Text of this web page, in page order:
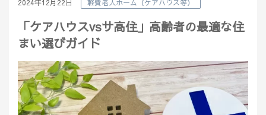
2024年12月22日 軽費老人ホーム（ケアハウス等）
「ケアハウスvsサ高住」高齢者の最適な住
まい選びガイド